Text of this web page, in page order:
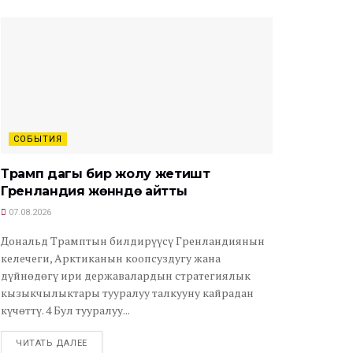
СОБЫТИЯ
Трамп дагы бир жолу жетиштүү
Гренландия жөнүндө айтты
07.08.2026
Дональд Трамптын билдирүүсү Гренландиянын
келечеги, Арктиканын коопсуздугу жана
дүйнөдөгү ири державалардын стратегиялык
кызыкчылыктары тууралуу талкууну кайрадан
күчөттү. 4 Бул тууралуу...
ЧИТАТЬ ДАЛЕЕ